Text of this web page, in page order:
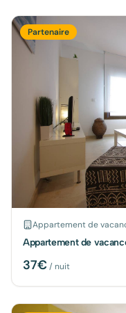
Partenaire
Appartement de
Appartement de
37€/ nuit